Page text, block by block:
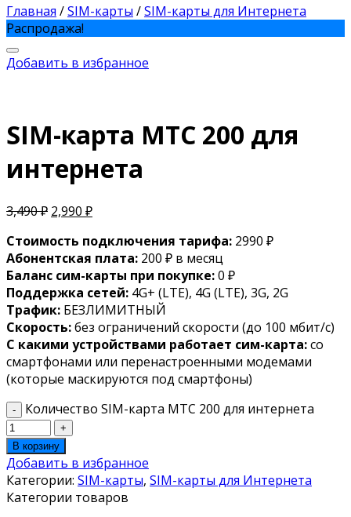
Главная /SIM-карты /SIM-карты для Интернета
Распродажа!
Добавить в избранное
SIM-карта МТС 200 для
интернета
3,490₽ 2,990 ₽
Стоимость подключения тарифа: 2990 ₽
Абонентская плата: 200 ₽ в месяц
Баланс сим-карты при покупке:0 ₽
Поддержка сетей: 4G+ (LTE), 4G (LTE), 3G, 2G
Трафик: БЕЗЛИМИТНЫЙ
Скорость:без ограничений скорости (до 100 мбит/с)
С какими устройствами работает сим-карта:со
смартфонами или перенастроенными модемами
(которые маскируются под смартфоны)
Количество SIM-карта МТС 200 для интернета
В корзину
Добавить в избранное
Категории: SIM-карты, SIM-карты для Интернета
Категории товаров